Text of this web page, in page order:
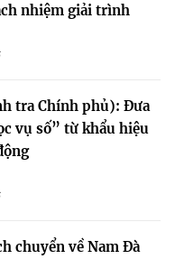
nhiệm giải trình
tra Chính phủ): Đưa
vụ số” từ khẩu hiệu
chuyển về Nam Đà